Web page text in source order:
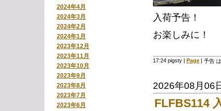
2024年4月
2024年3月
2024年2月
2024年1月
2023年12月
2023年11月
2023年10月
2023年9月
2023年8月
2023年7月
2023年6月
入荷予告！
お楽しみに！
17:24 pigsty Page 予告 は
2026年08月06
FLFBS114